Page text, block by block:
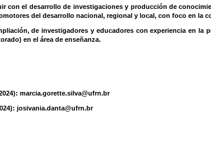
con el desarrollo de investigaciones y producción de
del desarrollo nacional, regional y local, con foco en la
de investigadores y educadores con experiencia en
en el área de enseñanza.
marcia.gorette.silva@ufrn.br
josivania.danta@ufrn.br